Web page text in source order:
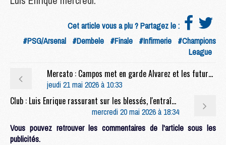
Cet article vous a plu ? Partagez le :
#PSG/Arsenal #Dembele #Finale #Infirmerie #Champions
League
Mercato : Campos met en garde Alvarez et les futures recrues du PSG
jeudi 21 mai 2026 à 10:33
Club : Luis Enrique rassurant sur les blessés, l'entraînement à J-10 de PSG/Arsenal moins
mercredi 20 mai 2026 à 18:34
Vous pouvez retrouver les commentaires de l'article sous les
publicités.